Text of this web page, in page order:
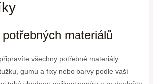
materiálů
všechny potřebné materiály.
gumu a fixy nebo barvy podle vaší